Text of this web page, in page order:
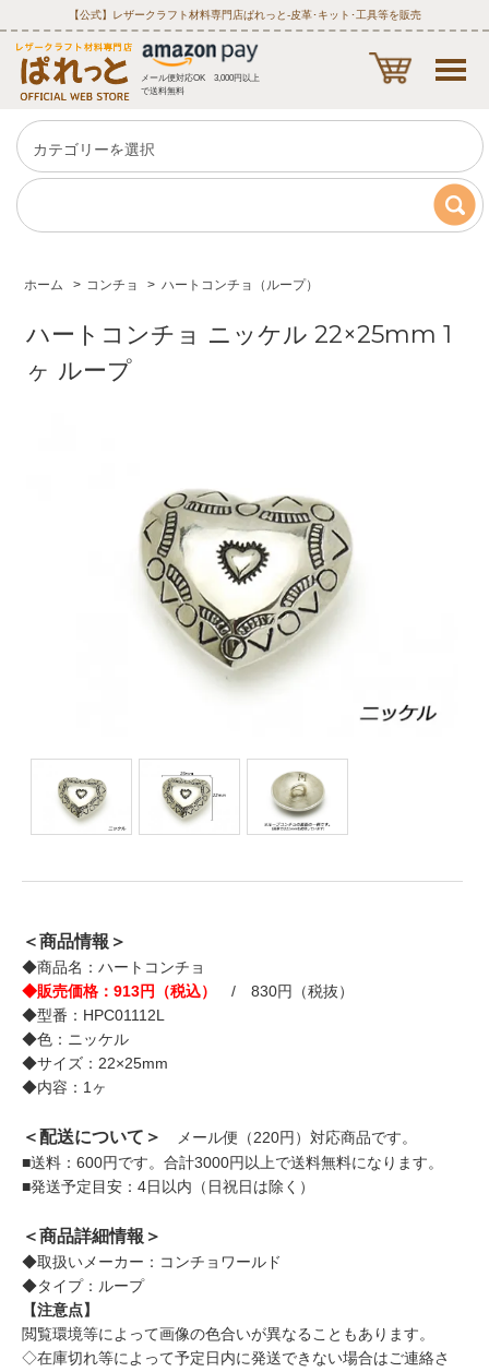
【公式】レザークラフト材料専門店ぱれっと‐皮革･キット･工具等を販売
メール便対応OK 3,000円以上
で送料無料
ホーム > コンチョ > ハートコンチョ（ループ）
ハートコンチョ ニッケル 22×25mm 1
ヶ ループ
＜商品情報＞
◆商品名：ハートコンチョ
◆販売価格：913円（税込）
/ 830円（税抜）
◆型番：HPC01112L
◆色：ニッケル
◆サイズ：22×25mm
◆内容：1ヶ
＜配送について＞
メール便（220円）対応商品です。
■送料：600円です。合計3000円以上で送料無料になります。
■発送予定目安：4日以内（日祝日は除く）
＜商品詳細情報＞
◆取扱いメーカー：コンチョワールド
◆タイプ：ループ
【注意点】
閲覧環境等によって画像の色合いが異なることもあります。
◇在庫切れ等によって予定日内に発送できない場合はご連絡さ